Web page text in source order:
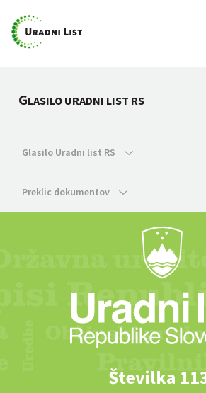
GLASILO URADNI LIST RS
Glasilo Uradni list RS
Preklic dokumentov
Številka